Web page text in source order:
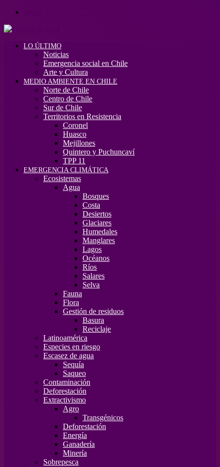
LO ÚLTIMO
Noticias
Emergencia social en Chile
Arte y Cultura
MEDIO AMBIENTE EN CHILE
Norte de Chile
Centro de Chile
Sur de Chile
Territorios en Resistencia
Coronel
Huasco
Mejillones
Quintero y Puchuncaví
TPP 11
EMERGENCIA CLIMÁTICA
Ecosistemas
Agua
Bosques
Costa
Desiertos
Glaciares
Humedales
Manglares
Lagos
Océanos
Ríos
Salares
Selva
Fauna
Flora
Gestión de residuos
Basura
Reciclaje
Latinoamérica
Especies en riesgo
Escasez de agua
Sequía
Saqueo
Contaminación
Deforestación
Extractivismo
Agro
Transgénicos
Deforestación
Energía
Ganadería
Minería
Sobrepesca